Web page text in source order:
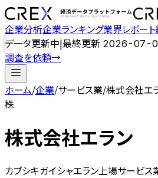
企業分析企業ランキング業界レポート
データ更新中|最終更新 2026-07-
調査を依頼→
ホーム/企業/サービス業/株式会社エ
株
株式会社エラン
カブシキガイシャエラン 上場サービス